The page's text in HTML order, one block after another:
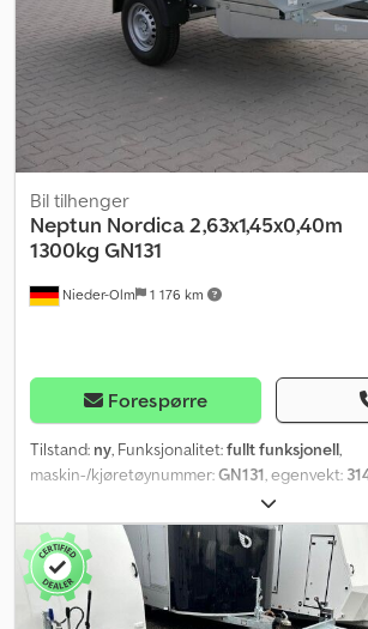
Nieder-Olm 1 176 km
Bil tilhenger
Neptun Nordica 2,63x1,45x0,40m
1300kg GN131
Forespørre
Tilstand: ny, Funksjonalitet:fullt funksjonell,
maskin-/kjøretøynummer:GN131 , egenvekt:
1 300 kg
lasteromslengde:2 630 mm, lasteplassbredde:
lasteromshøyde:
400 mm, Utstyr: opplaster ,